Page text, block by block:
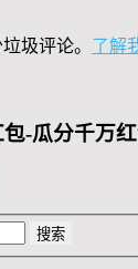
圾评论。 了解
-瓜分千万